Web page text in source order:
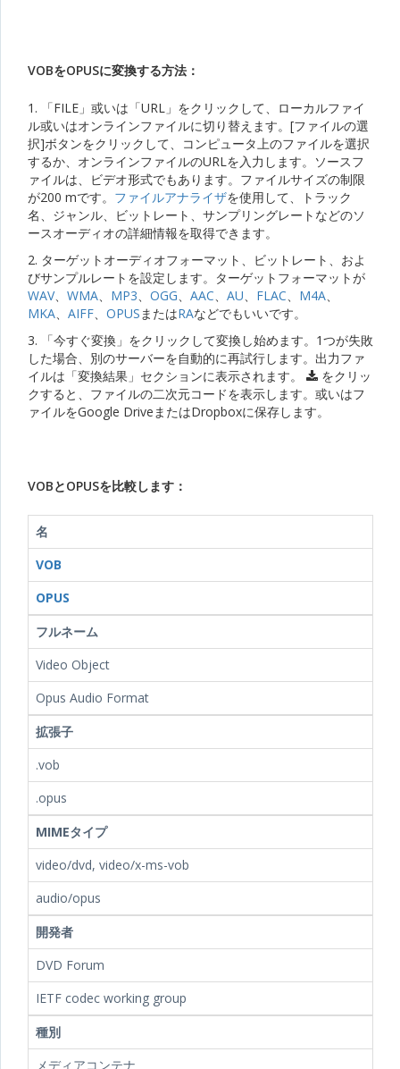
VOBをOPUSに変換する方法：
1. 「FILE」或いは「URL」をクリックして、ローカルファイ
ル或いはオンラインファイルに切り替えます。[ファイルの選
択]ボタンをクリックして、コンピュータ上のファイルを選択
するか、オンラインファイルのURLを入力します。ソースフ
ァイルは、ビデオ形式でもあります。ファイルサイズの制限
が200 mです。 ファイルアナライザを使用して、トラック
名、ジャンル、ビットレート、サンプリングレートなどのソ
ースオーディオの詳細情報を取得できます。
2. ターゲットオーディオフォーマット、ビットレート、およ
びサンプルレートを設定します。ターゲットフォーマットが
WAV、 WMA、 MP3、 OGG、 AAC、 AU、 FLAC、 M4A、
MKA、 AIFF、 OPUSまたはRAなどでもいいです。
3. 「今すぐ変換」をクリックして変換し始めます。1つが失敗
した場合、別のサーバーを自動的に再試行します。出力ファ
イルは「変換結果」セクションに表示されます。
をクリッ
クすると、ファイルの二次元コードを表示します。或いはフ
ァイルをGoogle DriveまたはDropboxに保存します。
VOBとOPUSを比較します：
名
VOB
OPUS
フルネーム
Video Object
Opus Audio Format
拡張子
.vob
.opus
MIMEタイプ
video/dvd, video/x-ms-vob
audio/opus
開発者
DVD Forum
IETF codec working group
種別
メディアコンテナ